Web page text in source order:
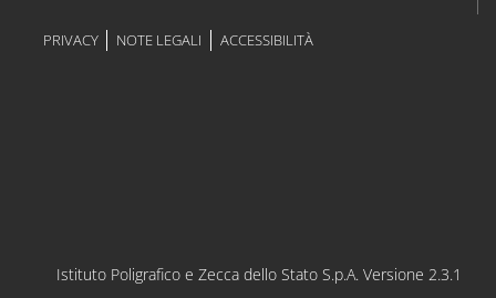
PRIVACY NOTE LEGALI ACCESSIBILITÀ
Istituto Poligrafico e Zecca dello Stato S.p.A. Versione 2.3.1